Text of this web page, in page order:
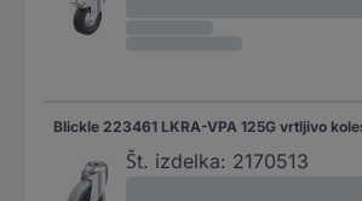
Št. izdelka: 2170513